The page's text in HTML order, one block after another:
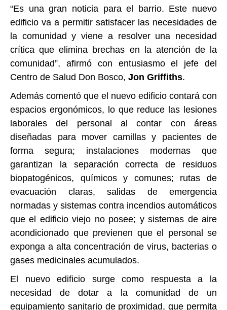
“Es una gran noticia para el barrio. Este nuevo
edificio va a permitir satisfacer las necesidades de
la comunidad y viene a resolver una necesidad
crítica que elimina brechas en la atención de la
comunidad”, afirmó con entusiasmo el jefe del
Centro de Salud Don Bosco, Jon Griffiths.
Además comentó que el nuevo edificio contará con
espacios ergonómicos, lo que reduce las lesiones
laborales del personal al contar con áreas
diseñadas para mover camillas y pacientes de
forma segura; instalaciones modernas que
garantizan la separación correcta de residuos
biopatogénicos, químicos y comunes; rutas de
evacuación claras, salidas de emergencia
normadas y sistemas contra incendios automáticos
que el edificio viejo no posee; y sistemas de aire
acondicionado que previenen que el personal se
exponga a alta concentración de virus, bacterias o
gases medicinales acumulados.
El nuevo edificio surge como respuesta a la
necesidad de dotar a la comunidad de un
equipamiento sanitario de proximidad, que permita